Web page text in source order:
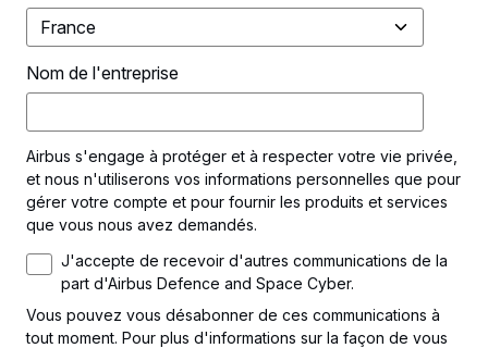
Nom de l'entreprise
Airbus s'engage à protéger et à respecter votre vie privée,
et nous n'utiliserons vos informations personnelles que pour
gérer votre compte et pour fournir les produits et services
que vous nous avez demandés.
J'accepte de recevoir d'autres communications de la
part d'Airbus Defence and Space Cyber.
Vous pouvez vous désabonner de ces communications à
tout moment. Pour plus d'informations sur la façon de vous